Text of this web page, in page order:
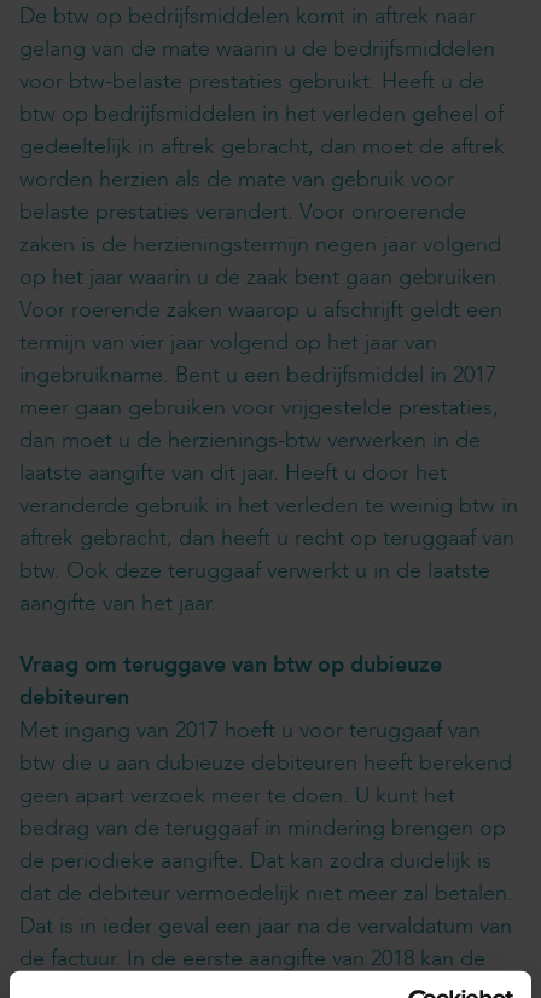
De btw op bedrijfsmiddelen komt in aftrek naar
gelang van de mate waarin u de bedrijfsmiddelen
voor btw-belaste prestaties gebruikt. Heeft u de
btw op bedrijfsmiddelen in het verleden geheel of
gedeeltelijk in aftrek gebracht, dan moet de aftrek
worden herzien als de mate van gebruik voor
belaste prestaties verandert. Voor onroerende
zaken is de herzieningstermijn negen jaar volgend
op het jaar waarin u de zaak bent gaan gebruiken.
Voor roerende zaken waarop u afschrijft geldt een
termijn van vier jaar volgend op het jaar van
ingebruikname. Bent u een bedrijfsmiddel in 2017
meer gaan gebruiken voor vrijgestelde prestaties,
dan moet u de herzienings-btw verwerken in de
laatste aangifte van dit jaar. Heeft u door het
veranderde gebruik in het verleden te weinig btw in
aftrek gebracht, dan heeft u recht op teruggaaf van
btw. Ook deze teruggaaf verwerkt u in de laatste
aangifte van het jaar.
Vraag om teruggave van btw op dubieuze
debiteuren
Met ingang van 2017 hoeft u voor teruggaaf van
btw die u aan dubieuze debiteuren heeft berekend
geen apart verzoek meer te doen. U kunt het
bedrag van de teruggaaf in mindering brengen op
de periodieke aangifte. Dat kan zodra duidelijk is
dat de debiteur vermoedelijk niet meer zal betalen.
Dat is in ieder geval een jaar na de vervaldatum van
de factuur. In de eerste aangifte van 2018 kan de
btw teruggevraagd worden van niet betaalde